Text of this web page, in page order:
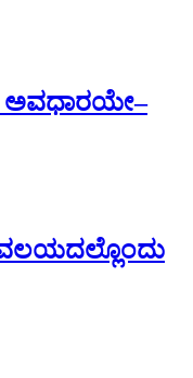
ಅವಧಾರಯೇ–
ವಲಯದಲ್ಲೊಂದು